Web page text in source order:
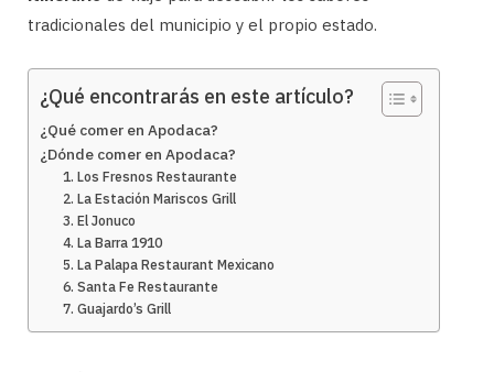
tradicionales del municipio y el propio estado.
¿Qué encontrarás en este artículo?
¿Qué comer en Apodaca?
¿Dónde comer en Apodaca?
1. Los Fresnos Restaurante
2. La Estación Mariscos Grill
3. El Jonuco
4. La Barra 1910
5. La Palapa Restaurant Mexicano
6. Santa Fe Restaurante
7. Guajardo’s Grill